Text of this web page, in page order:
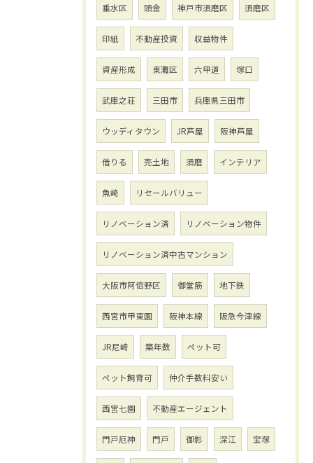
垂水区 頭金 神戸市須磨区 須磨区
印紙 不動産投資 収益物件
資産形成 東灘区 六甲道 塚口
武庫之荘 三田市 兵庫県三田市
ウッディタウン JR芦屋 阪神芦屋
借りる 売土地 須磨 インテリア
魚崎 リセールバリュー
リノベーション済 リノベーション物件
リノベーション済中古マンション
大阪市阿倍野区 御堂筋 地下鉄
西宮市甲東園 阪神本線 阪急今津線
JR尼崎 築年数 ペット可
ペット飼育可 仲介手数料安い
西宮七園 不動産エージェント
門戸厄神 門戸 御影 深江 宝塚